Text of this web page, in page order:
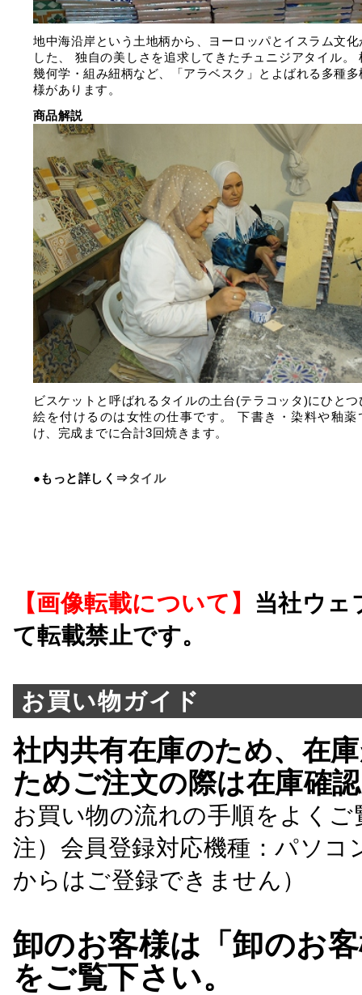
地中海沿岸という土地柄から、ヨーロッパとイスラム文
した、 独自の美しさを追求してきたチュニジアタイル。
幾何学・組み紐柄など、「アラベスク」とよばれる多種
様があります。
商品解説
ビスケットと呼ばれるタイルの土台(テラコッタ)にひとつ
絵を付けるのは女性の仕事です。 下書き・染料や釉薬
け、完成までに合計3回焼きます。
●もっと詳しく⇒タイル
【画像転載について】 当社ウェ
て転載禁止です。
お買い物ガイド
社内共有在庫のため、在
ためご注文の際は在庫確
お買い物の流れの手順をよくご
注）会員登録対応機種：パソ
からはご登録できません）
卸のお客様は「卸のお
をご覧下さい。